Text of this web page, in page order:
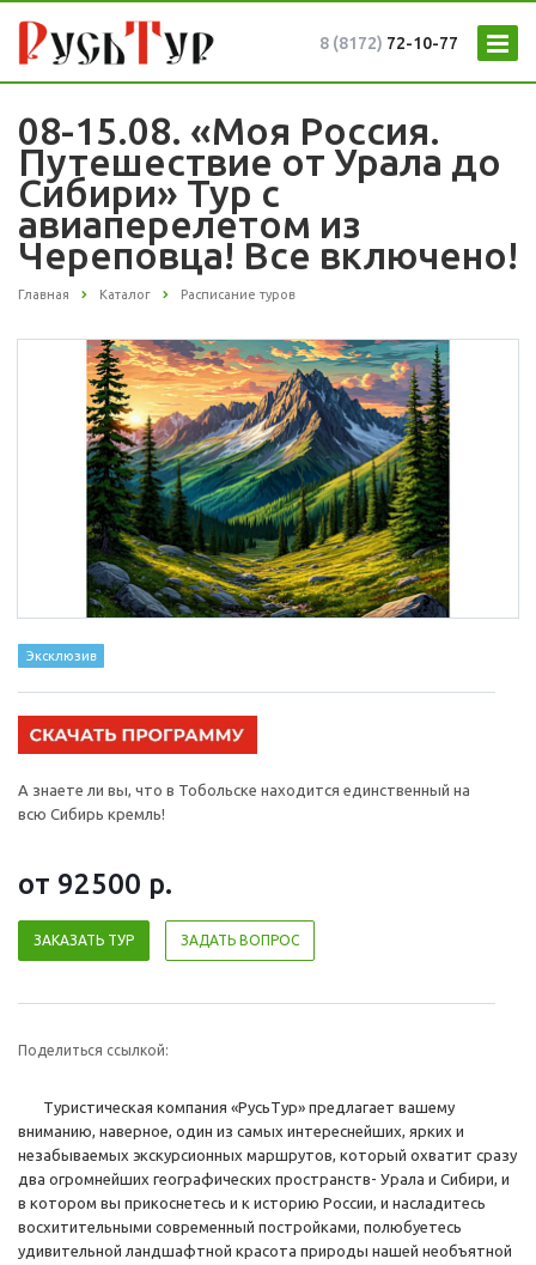
8 (8172) 72-10-77
08-15.08. «Моя Россия.
Путешествие от Урала до
Сибири» Тур с
авиаперелетом из
Череповца! Все включено!
Главная Каталог Расписание туров
Эксклюзив
А знаете ли вы, что в Тобольске находится единственный на
всю Сибирь кремль!
от 92500 р.
ЗАКАЗАТЬ ТУР ЗАДАТЬ ВОПРОС
Поделиться ссылкой:
Туристическая компания «РусьТур» предлагает вашему
вниманию, наверное, один из самых интереснейших, ярких и
незабываемых экскурсионных маршрутов, который охватит сразу
два огромнейших географических пространств- Урала и Сибири, и
в котором вы прикоснетесь и к историю России, и насладитесь
восхитительными современный постройками, полюбуетесь
удивительной ландшафтной красота природы нашей необъятной